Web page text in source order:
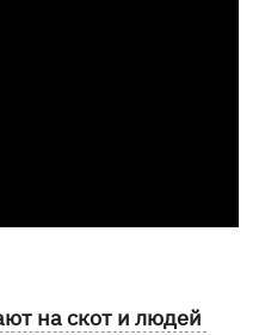
на скот и людей